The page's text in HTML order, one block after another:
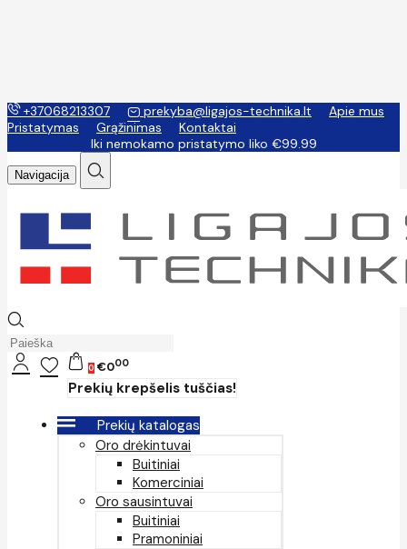
+37068213307 prekyba@ligajos-technika.lt
Apie mus
Pristatymas
Grąžinimas
Kontaktai
Iki nemokamo pristatymo liko €99.99
Navigacija
0 €000
Prekių krepšelis tuščias!
Prekių katalogas
Oro drėkintuvai
Buitiniai
Komerciniai
Oro sausintuvai
Buitiniai
Pramoniniai